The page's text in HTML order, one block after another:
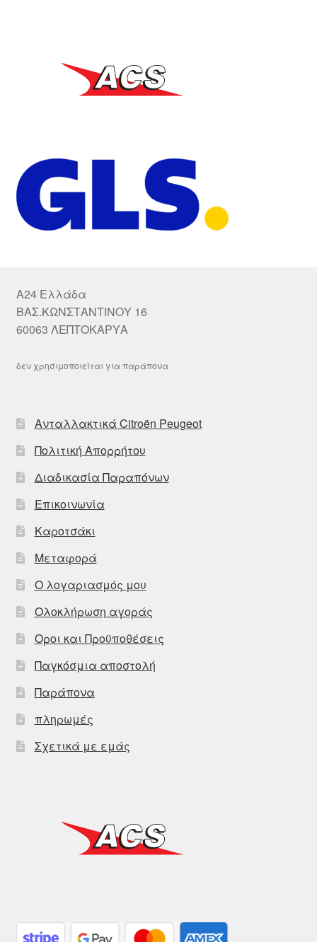
A24 Ελλάδα
ΒΑΣ.ΚΩΝΣΤΑΝΤΙΝΟΥ 16
60063 ΛΕΠΤΟΚΑΡΥΑ
δεν χρησιμοποιείται για παράπονα
Ανταλλακτικά Citroën Peugeot
Πολιτική Απορρήτου
Διαδικασία Παραπόνων
Επικοινωνία
Καροτσάκι
Μεταφορά
Ο λογαριασμός μου
Ολοκλήρωση αγοράς
Οροι και Προϋποθέσεις
Παγκόσμια αποστολή
Παράπονα
πληρωμές
Σχετικά με εμάς